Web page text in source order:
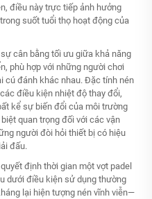
điều này trực tiếp ảnh hưởng
suốt tuổi thọ hoạt động của
cân bằng tối ưu giữa khả năng
phù hợp với những người chơi
cú đánh khác nhau. Đặc tính nén
điều kiện nhiệt độ thay đổi,
kể sự biến đổi của môi trường
quan trọng đối với các vận
người đòi hỏi thiết bị có hiệu
đấu.
định thời gian một vợt padel
dưới điều kiện sử dụng thường
lại hiện tượng nén vĩnh viễn—